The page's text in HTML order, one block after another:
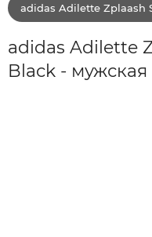
adidas Adilette Zplaash
adidas Adilette
Black -